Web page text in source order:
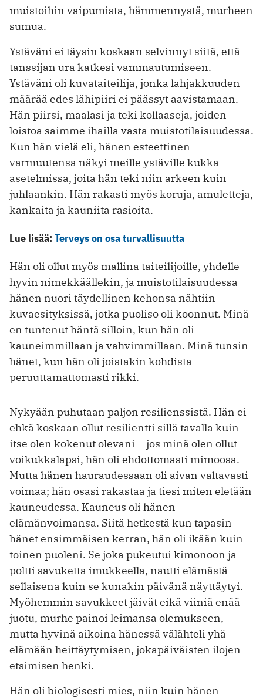
muistoihin vaipumista, hämmennystä, murheen
sumua.
Ystäväni ei täysin koskaan selvinnyt siitä, että
tanssijan ura katkesi vammautumiseen.
Ystäväni oli kuvataiteilija, jonka lahjakkuuden
määrää edes lähipiiri ei päässyt aavistamaan.
Hän piirsi, maalasi ja teki kollaaseja, joiden
loistoa saimme ihailla vasta muistotilaisuudessa.
Kun hän vielä eli, hänen esteettinen
varmuutensa näkyi meille ystäville kukka-
asetelmissa, joita hän teki niin arkeen kuin
juhlaankin. Hän ­rakasti myös koruja, amuletteja,
kankaita ja kauniita rasioita.
Lue lisää:Terveys on osa turvallisuutta
Hän oli ollut myös mallina taiteilijoille, ­yhdelle
hyvin nimekkäällekin, ja muistotilaisuudessa
hänen nuori täydellinen kehonsa nähtiin
kuvaesityksissä, jotka puoliso oli koonnut. Minä
en tuntenut häntä silloin, kun hän oli
kauneimmillaan ja vahvimmillaan. Minä tunsin
hänet, kun hän oli joistakin kohdista
peruuttamattomasti rikki.
Nykyään puhutaan paljon resilienssistä. Hän ei
ehkä koskaan ollut resilientti sillä tavalla kuin
itse olen kokenut olevani – jos minä olen ollut
voikukkalapsi, hän oli ehdottomasti mimoosa.
Mutta hänen hauraudessaan oli aivan valtavasti
voimaa; hän osasi ­rakastaa ja tiesi miten eletään
kauneudessa. Kauneus oli hänen
elämänvoimansa. Siitä hetkestä kun tapasin
hänet ensimmäisen kerran, hän oli ikään kuin
toinen puoleni. Se joka pukeutui kimonoon ja
poltti savuketta imukkeella, nautti elämästä
sellaisena kuin se kunakin päivänä näyttäytyi.
Myöhemmin savukkeet jäivät eikä viiniä enää
juotu, murhe painoi leimansa olemukseen,
mutta hyvinä aikoina hänessä välähteli yhä
elämään heittäytymisen, jokapäiväisten ilojen
etsimisen henki.
Hän oli biologisesti mies, niin kuin hänen